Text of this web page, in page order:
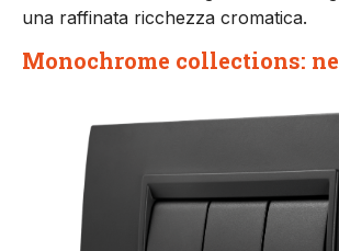
una raffinata ricchezza cromatica.
Monochrome collections: